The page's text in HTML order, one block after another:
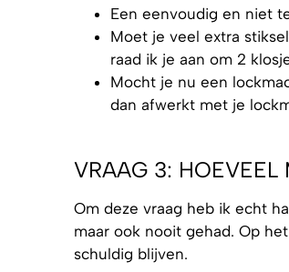
Een eenvoudig en niet
Moet je veel extra
raad ik je aan om 2
Mocht je nu een
dan afwerkt met je
VRAAG 3: HOEVEEL
Om deze vraag heb ik echt
maar ook nooit gehad. Op
schuldig blijven.